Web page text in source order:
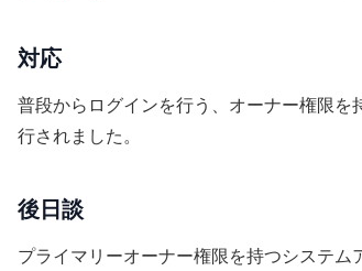
対応
普段からログインを行う、オーナー権限
行されました。
後日談
プライマリーオーナー権限を持つシステ